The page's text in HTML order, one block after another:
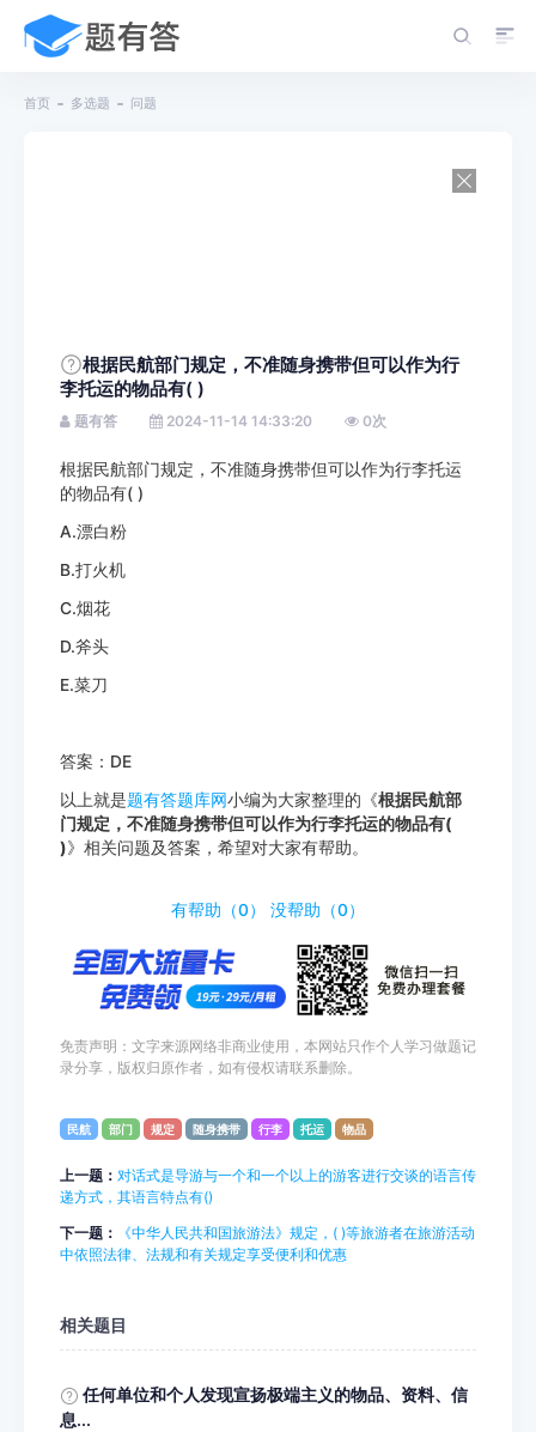
首页 多选题 问题
根据民航部门规定，不准随身携带但可以作为行
李托运的物品有( )
题有答 2024-11-14 14:33:20 0次
根据民航部门规定，不准随身携带但可以作为行李托运
的物品有( )
A.漂白粉
B.打火机
C.烟花
D.斧头
E.菜刀
答案：DE
以上就是题有答题库网小编为大家整理的《根据民航部
门规定，不准随身携带但可以作为行李托运的物品有(
)》相关问题及答案，希望对大家有帮助。
有帮助（0） 没帮助（0）
免责声明：文字来源网络非商业使用，本网站只作个人学习做题记
录分享，版权归原作者，如有侵权请联系删除。
民航 部门 规定 随身携带 行李 托运 物品
上一题： 对话式是导游与一个和一个以上的游客进行交谈的语言传
递方式，其语言特点有()
下一题：
《中华人民共和国旅游法》规定，( )等旅游者在旅游活动
中依照法律、法规和有关规定享受便利和优惠
相关题目
任何单位和个人发现宣扬极端主义的物品、资料、信
息...